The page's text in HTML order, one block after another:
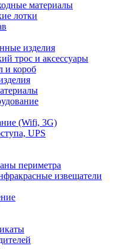
материалы
лотки
изделия
трос и аксессуары
и короб
(Wifi, 3G)
UPS
периметра
извещатели